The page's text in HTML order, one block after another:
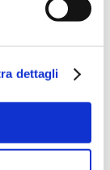
dettagli